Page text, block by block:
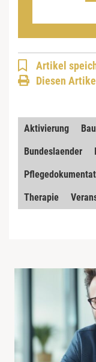
Artikel
Diesen
Aktivierung
Bundeslaender
Therapie